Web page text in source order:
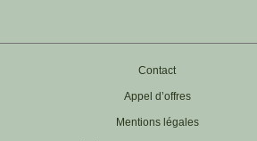
Contact
Appel d’offres
Mentions légales